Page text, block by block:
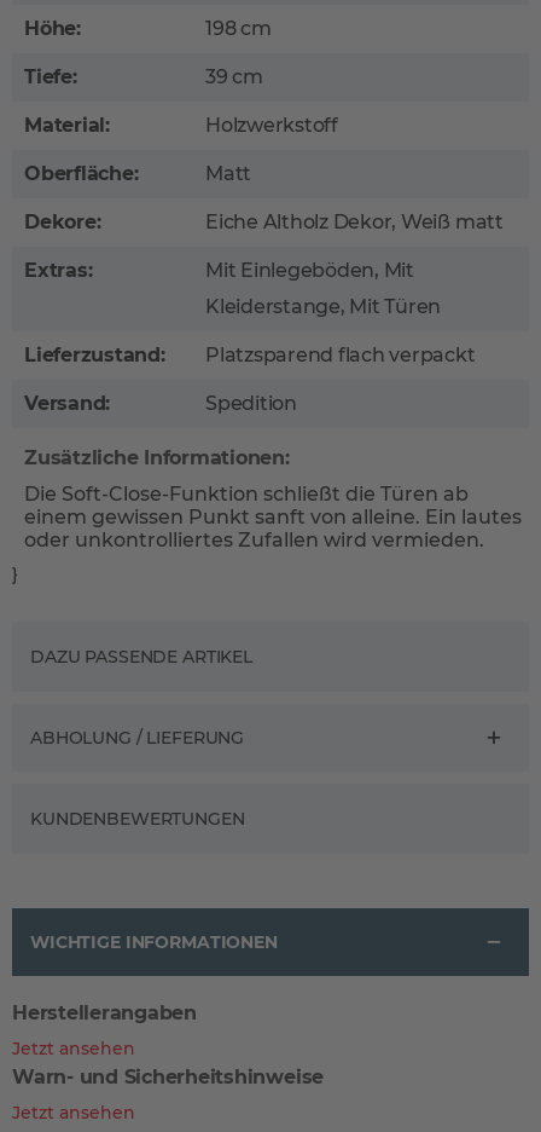
Höhe: 198 cm
Tiefe: 39 cm
Material: Holzwerkstoff
Oberfläche: Matt
Dekore: Eiche Altholz Dekor, Weiß matt
Extras:
Mit Einlegeböden, Mit
Kleiderstange, Mit Türen
Lieferzustand: Platzsparend flach verpackt
Versand: Spedition
Zusätzliche Informationen:
Die Soft-Close-Funktion schließt die Türen ab
einem gewissen Punkt sanft von alleine. Ein lautes
oder unkontrolliertes Zufallen wird vermieden.
}
DAZU PASSENDE ARTIKEL
ABHOLUNG / LIEFERUNG
KUNDENBEWERTUNGEN
WICHTIGE INFORMATIONEN
Herstellerangaben
Jetzt ansehen
Warn- und Sicherheitshinweise
Jetzt ansehen